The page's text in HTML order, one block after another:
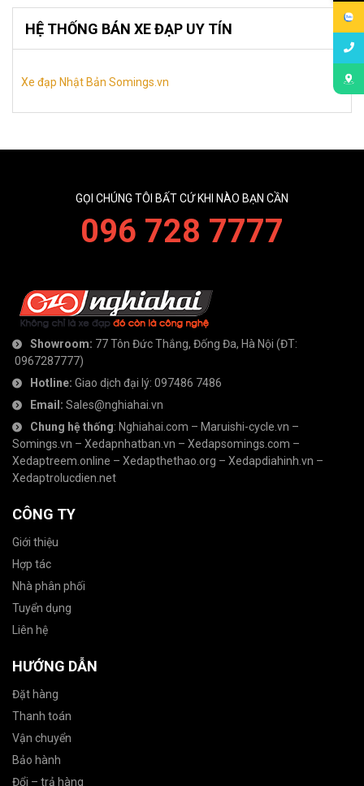
HỆ THỐNG BÁN XE ĐẠP UY TÍN
Xe đạp Nhật Bản Somings.vn
GỌI CHÚNG TÔI BẤT CỨ KHI NÀO BẠN CẦN
096 728 7777
Showroom: 77 Tôn Đức Thắng, Đống Đa, Hà Nội (ĐT:
0967287777)
Hotline: Giao dịch đại lý: 097486 7486
Email: Sales@nghiahai.vn
Chung hệ thống: Nghiahai.com – Maruishi-cycle.vn –
Somings.vn – Xedapnhatban.vn – Xedapsomings.com –
Xedaptreem.online – Xedapthethao.org – Xedapdiahinh.vn –
Xedaptrolucdien.net
CÔNG TY
Giới thiệu
Hợp tác
Nhà phân phối
Tuyển dụng
Liên hệ
HƯỚNG DẪN
Đặt hàng
Thanh toán
Vận chuyển
Bảo hành
Đổi – trả hàng